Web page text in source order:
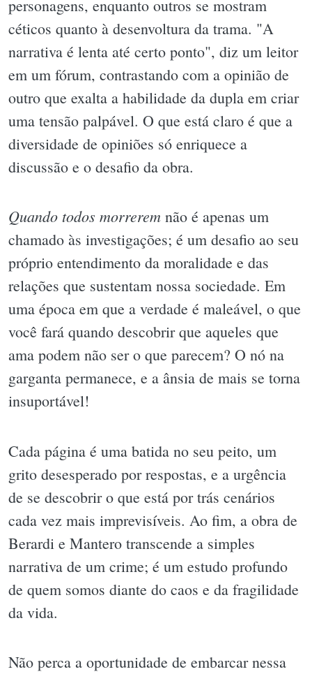
personagens, enquanto outros se mostram
céticos quanto à desenvoltura da trama. "A
narrativa é lenta até certo ponto", diz um leitor
em um fórum, contrastando com a opinião de
outro que exalta a habilidade da dupla em criar
uma tensão palpável. O que está claro é que a
diversidade de opiniões só enriquece a
discussão e o desafio da obra.
Quando todos morrerem não é apenas um
chamado às investigações; é um desafio ao seu
próprio entendimento da moralidade e das
relações que sustentam nossa sociedade. Em
uma época em que a verdade é maleável, o que
você fará quando descobrir que aqueles que
ama podem não ser o que parecem? O nó na
garganta permanece, e a ânsia de mais se torna
insuportável!
Cada página é uma batida no seu peito, um
grito desesperado por respostas, e a urgência
de se descobrir o que está por trás cenários
cada vez mais imprevisíveis. Ao fim, a obra de
Berardi e Mantero transcende a simples
narrativa de um crime; é um estudo profundo
de quem somos diante do caos e da fragilidade
da vida.
Não perca a oportunidade de embarcar nessa